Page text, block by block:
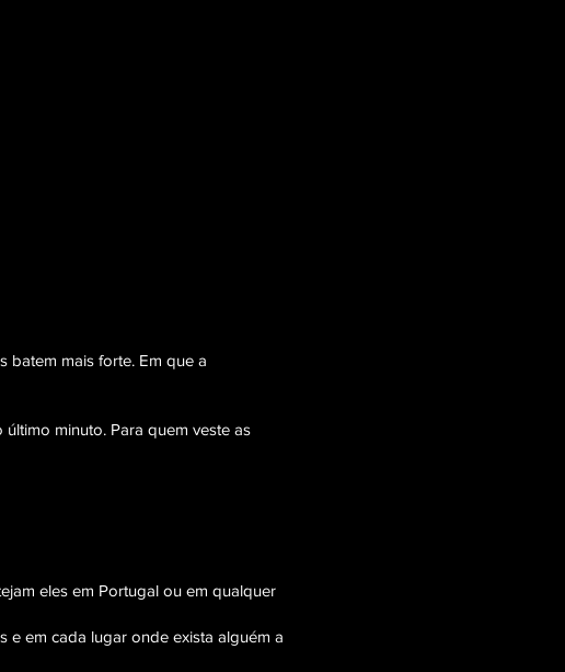
batem mais forte. Em que a
minuto. Para quem veste as
eles em Portugal ou em qualquer
e em cada lugar onde exista alguém a